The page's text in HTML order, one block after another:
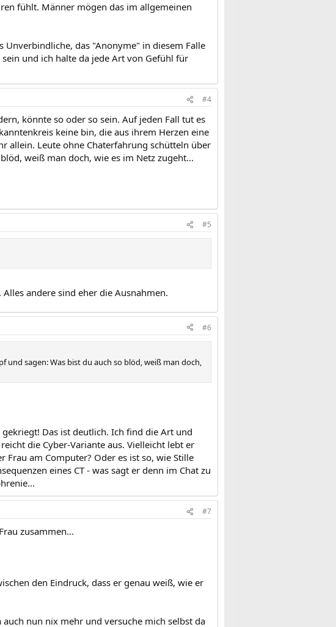
fühlt. Männer mögen das im allgemeinen
das "Anonyme" in diesem Falle
und ich halte da jede Art von Gefühl für
#4
könnte so oder so sein. Auf jeden Fall tut es
keine bin, die aus ihrem Herzen eine
allein. Leute ohne Chaterfahrung schütteln über
weiß man doch, wie es im Netz zugeht...
#5
andere sind eher die Ausnahmen.
#6
sagen: Was bist du auch so blöd, weiß man doch,
Das ist deutlich. Ich find die Art und
die Cyber-Variante aus. Vielleicht lebt er
Frau am Computer? Oder es ist so, wie Stille
eines CT - was sagt er denn im Chat zu
#7
zusammen...
den Eindruck, dass er genau weiß, wie er
nun nix mehr und versuche mich selbst da